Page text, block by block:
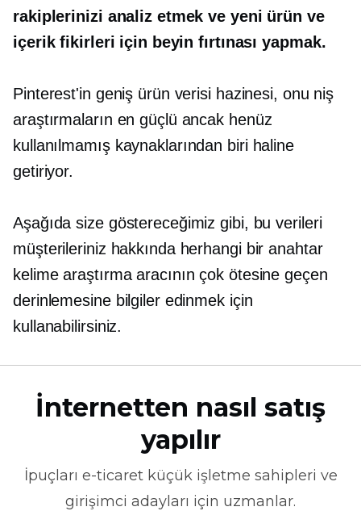
rakiplerinizi analiz etmek ve yeni ürün ve
içerik fikirleri için beyin fırtınası yapmak.
Pinterest'in geniş ürün verisi hazinesi, onu niş
araştırmaların en güçlü ancak henüz
kullanılmamış kaynaklarından biri haline
getiriyor.
Aşağıda size göstereceğimiz gibi, bu verileri
müşterileriniz hakkında herhangi bir anahtar
kelime araştırma aracının çok ötesine geçen
derinlemesine bilgiler edinmek için
kullanabilirsiniz.
İnternetten nasıl satış
yapılır
İpuçları e-ticaretküçük işletme sahipleri ve
girişimci adayları için uzmanlar.